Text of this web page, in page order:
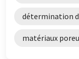
détermination
matériaux